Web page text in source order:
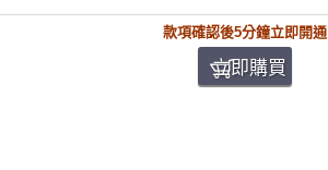
款項確認後5分鐘立即開通
立即購買